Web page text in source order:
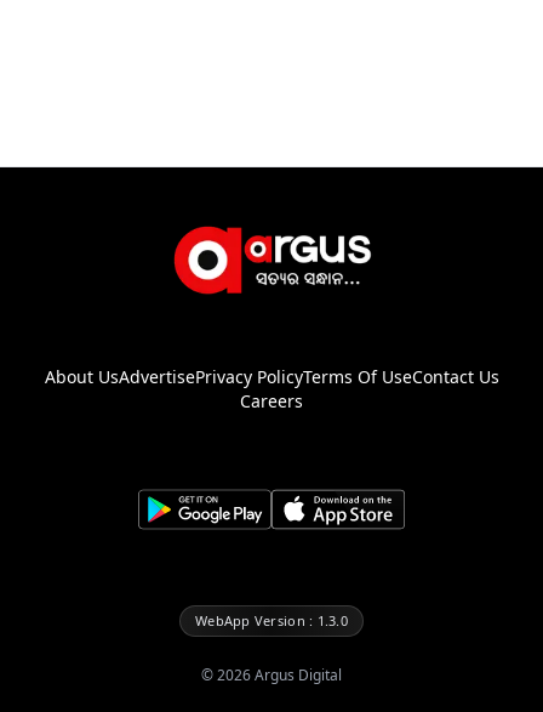
About UsAdvertisePrivacy PolicyTerms Of UseContact Us
Careers
WebApp Version : 1.3.0
©2026Argus Digital